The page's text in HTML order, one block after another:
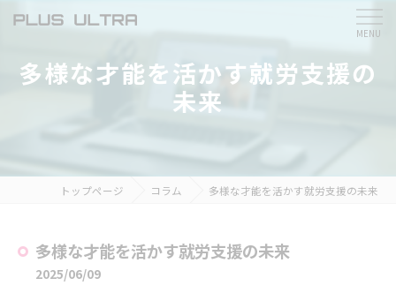
多様な才能を活かす就労支援の
未来
トップページ コラム 多様な才能を活かす就労支援の未来
多様な才能を活かす就労支援の未来
2025/06/09